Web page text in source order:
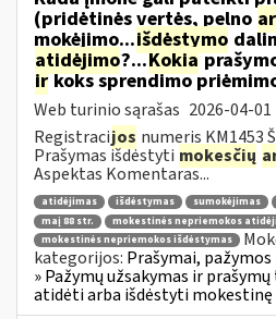
(pridėtinės vertės, pelno ar
mokėjimo...išdėstymo
atidėjimo?...Kokia
irkoks sprendimo
Web turinio sąrašas 2026-04-01
Registracijos numeris KM1453
Prašymas išdėstyti mokesčių
Aspektas Komentaras...
atidėjimas išdėstymas sumokėjimas
maį 88 str.
mokestinės nepriemokos
mokestinės nepriemokos išdėstymas
kategorijos: Prašymai,
» Pažymų užsakymas ir
atidėti arba išdėstyti